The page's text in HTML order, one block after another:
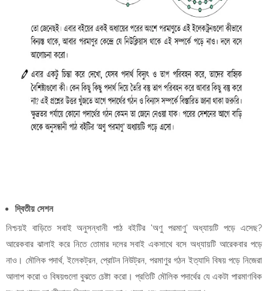
দ্বিতীয় সেশন
নিশ্চয়ই বাড়িতে সবাই অনুসন্ধানী পাঠ বইটির 'অণু পরমাণু' অধ্যায়টি পড়ে এসেছ?
আরেকবার ঝালাই করে নিতে তোমার দলের সবাই একসাথে বসে অধ্যায়টি আরেকবার পড়ে
নাও। মৌলিক পদার্থ, ইলেকট্রন, প্রোটন নিউট্রন, পরমাণুর গঠন ইত্যাদি বিষয় পড়ে নিজেরা
আলাপ করো ও বিষয়গুলো বুঝতে চেষ্টা করো। প্রতিটি মৌলিক পদার্থের যে একটা পারমাণবিক